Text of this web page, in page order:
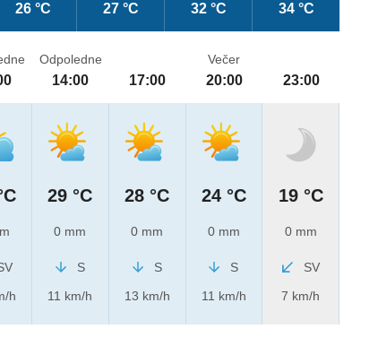
26 °C 27 °C 32 °C 34 °C
h
Odpoledne
14:00
29 °C
0 mm
S
11 km/h
17:00
28 °C
0 mm
S
13 km/h
Večer
20:00
24 °C
0 mm
S
11 km/h
23:00
19 °C
0 mm
SV
7 km/h